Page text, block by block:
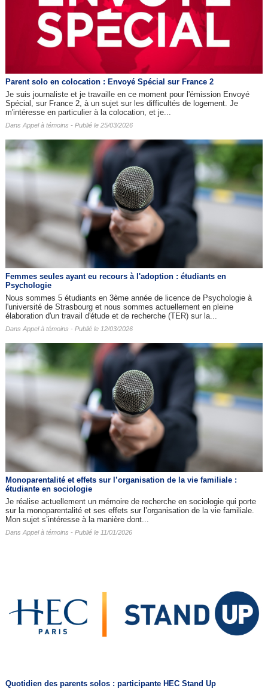
Parent solo en colocation : Envoyé Spécial sur France 2
Je suis journaliste et je travaille en ce moment pour l'émission Envoyé
Spécial, sur France 2, à un sujet sur les difficultés de logement. Je
m'intéresse en particulier à la colocation, et je...
Dans Appel à témoins - Publié le 25/03/2026
Femmes seules ayant eu recours à l'adoption : étudiants en
Psychologie
Nous sommes 5 étudiants en 3ème année de licence de Psychologie à
l'université de Strasbourg et nous sommes actuellement en pleine
élaboration d'un travail d'étude et de recherche (TER) sur la...
Dans Appel à témoins - Publié le 12/03/2026
Monoparentalité et effets sur l’organisation de la vie familiale :
étudiante en sociologie
Je réalise actuellement un mémoire de recherche en sociologie qui porte
sur la monoparentalité et ses effets sur l’organisation de la vie familiale.
Mon sujet s’intéresse à la manière dont...
Dans Appel à témoins - Publié le 11/01/2026
Quotidien des parents solos : participante HEC Stand Up